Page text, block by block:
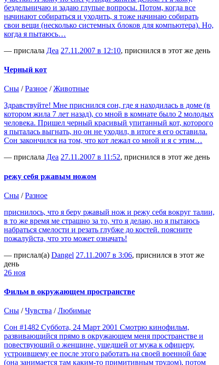
бездельничаю и задаю глупые вопросы. Потом, когда все
начинают собираться и уходить, я тоже начинаю собирать
свои вещи (несколько системных блоков для компьютера). Но,
когда я пытаюсь…
— прислала Деа 27.11.2007 в 12:10, приснился в этот же день
Черный кот
Сны /Разное /Животные
Здравствуйте! Мне приснился сон, где я находилась в доме (в
котором жила 7 лет назад), со мной в комнате было 2 молодых
человека. Пришел черный красивый упитанный кот, которого
я пыталась выгнать, но он не уходил, в итоге я его оставила.
Сон закончился на том, что кот лежал со мной и я с этим…
— прислала Деа 27.11.2007 в 11:52, приснился в этот же день
режу себя ржавым ножом
Сны /Разное
приснилось, что я беру ржавый нож и режу себя вокруг талии,
в то же время ме страшно за то, что я делаю, но я пытаюсь
набраться смелости и резать глубже до костей. поясните
пожалуйста, что это может означать!
— прислал(а) Dangel 27.11.2007 в 3:06, приснился в этот же
день
26 ноя
Фильм в окружающем пространстве
Сны /Чувства /Любимые
Сон #1482 Суббота, 24 Март 2001 Смотрю кинофильм,
развивающийся прямо в окружающем меня пространстве и
повествуюший о женщине, ушедшей от мужа к офицеру,
устроившему ее после этого работать на своей военной базе
(она занимается там каким-то примитивным трудом), потом